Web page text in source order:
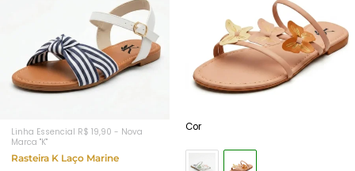
Linha Essencial R$ 19,90 - Nova
Marca "K"
Rasteira K Laço Marine
Cor